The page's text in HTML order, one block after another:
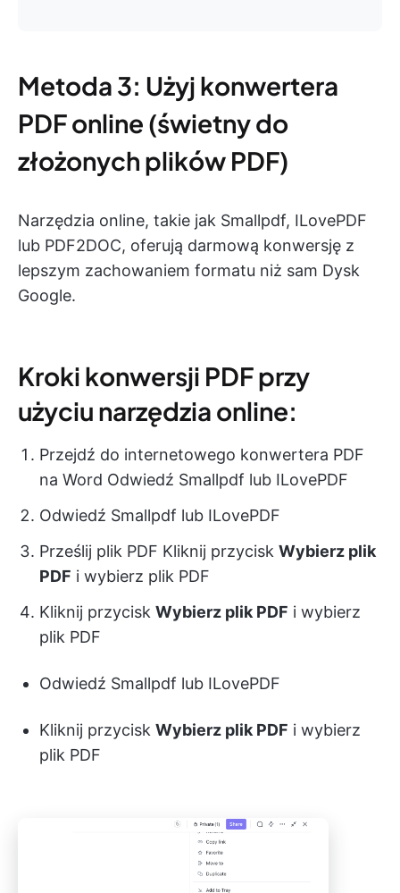
Metoda 3: Użyj konwertera
PDF online (świetny do
złożonych plików PDF)
Narzędzia online, takie jak Smallpdf, ILovePDF
lub PDF2DOC, oferują darmową konwersję z
lepszym zachowaniem formatu niż sam Dysk
Google.
Kroki konwersji PDF przy
użyciu narzędzia online:
Przejdź do internetowego konwertera PDF
na Word Odwiedź Smallpdf lub ILovePDF
Odwiedź Smallpdf lub ILovePDF
Prześlij plik PDF Kliknij przycisk Wybierz plik
PDF i wybierz plik PDF
Kliknij przycisk Wybierz plik PDF i wybierz
plik PDF
Odwiedź Smallpdf lub ILovePDF
Kliknij przycisk Wybierz plik PDF i wybierz
plik PDF